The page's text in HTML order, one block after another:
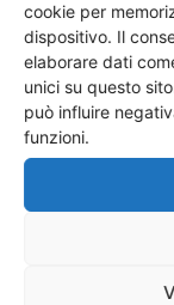
cookie per
dispositivo. Il
elaborare dati
unici su questo
può influire
funzioni.
Privacy
Termini
Iscrizione
Cookie Policy